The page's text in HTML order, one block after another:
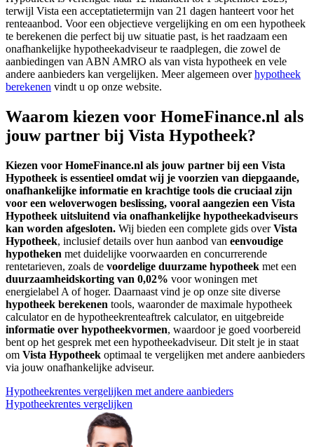
terwijl Vista een acceptatietermijn van 21 dagen hanteert voor het
renteaanbod. Voor een objectieve vergelijking en om een hypotheek
te berekenen die perfect bij uw situatie past, is het raadzaam een
onafhankelijke hypotheekadviseur te raadplegen, die zowel de
aanbiedingen van ABN AMRO als van vista hypotheek en vele
andere aanbieders kan vergelijken. Meer algemeen overhypotheek
berekenen vindt u op onze website.
Waarom kiezen voor HomeFinance.nl als
jouw partner bij Vista Hypotheek?
Kiezen voor HomeFinance.nl als jouw partner bij een Vista
Hypotheek is essentieel omdat wij je voorzien van diepgaande,
onafhankelijke informatie en krachtige tools die cruciaal zijn
voor een weloverwogen beslissing, vooral aangezien een Vista
Hypotheek uitsluitend via onafhankelijke hypotheekadviseurs
kan worden afgesloten. Wij bieden een complete gids overVista
Hypotheek, inclusief details over hun aanbod van eenvoudige
hypotheken met duidelijke voorwaarden en concurrerende
rentetarieven, zoals de voordelige duurzame hypotheek met een
duurzaamheidskorting van 0,02% voor woningen met
energielabel A of hoger. Daarnaast vind je op onze site diverse
hypotheek berekenen tools, waaronder de maximale hypotheek
calculator en de hypotheekrenteaftrek calculator, en uitgebreide
informatie over hypotheekvormen, waardoor je goed voorbereid
bent op het gesprek met een hypotheekadviseur. Dit stelt je in staat
om Vista Hypotheek optimaal te vergelijken met andere aanbieders
via jouw onafhankelijke adviseur.
Hypotheekrentes vergelijken met andere aanbieders
Hypotheekrentes vergelijken